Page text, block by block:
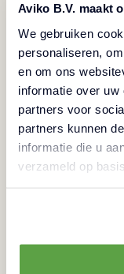
Aviko B.V. maakt
We gebruiken
personaliseren,
en om ons
informatie over
partners voor
partners kunnen
informatie die u
verzameld op
value
Read
report